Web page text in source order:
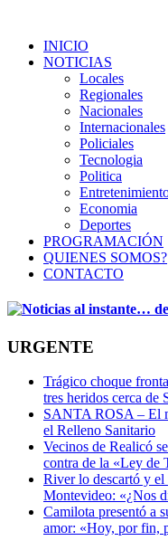
INICIO
NOTICIAS
Locales
Regionales
Nacionales
Internacionales
Policiales
Tecnologia
Politica
Economia
Deportes
PROGRAMACIÓN
QUIENES SOMOS?
CONTACTO
URGENTE
Trágico choque
tres heridos cerca de
SANTA ROSA – El
el Relleno Sanitario
Vecinos de Realicó
contra de la «Ley de
River lo descartó y
Montevideo: «¿Nos
Camilota presentó a
amor: «Hoy, por fin,